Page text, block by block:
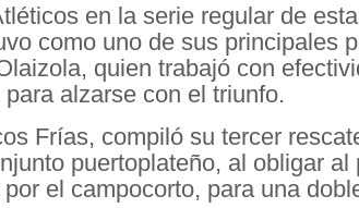
en la serie regular de
como uno de sus principales
quien trabajó con
alzarse con el triunfo.
Frías, compiló su tercer
puertoplateño, al obligar al
el campocorto, para una